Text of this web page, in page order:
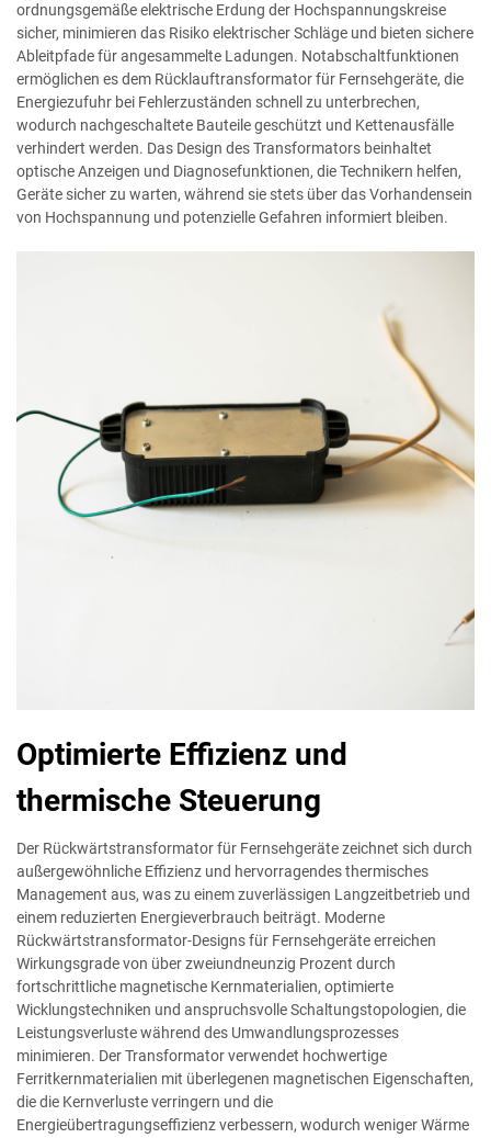
ordnungsgemäße elektrische Erdung der Hochspannungskreise
sicher, minimieren das Risiko elektrischer Schläge und bieten sichere
Ableitpfade für angesammelte Ladungen. Notabschaltfunktionen
ermöglichen es dem Rücklauftransformator für Fernsehgeräte, die
Energiezufuhr bei Fehlerzuständen schnell zu unterbrechen,
wodurch nachgeschaltete Bauteile geschützt und Kettenausfälle
verhindert werden. Das Design des Transformators beinhaltet
optische Anzeigen und Diagnosefunktionen, die Technikern helfen,
Geräte sicher zu warten, während sie stets über das Vorhandensein
von Hochspannung und potenzielle Gefahren informiert bleiben.
Optimierte Effizienz und
thermische Steuerung
Der Rückwärtstransformator für Fernsehgeräte zeichnet sich durch
außergewöhnliche Effizienz und hervorragendes thermisches
Management aus, was zu einem zuverlässigen Langzeitbetrieb und
einem reduzierten Energieverbrauch beiträgt. Moderne
Rückwärtstransformator-Designs für Fernsehgeräte erreichen
Wirkungsgrade von über zweiundneunzig Prozent durch
fortschrittliche magnetische Kernmaterialien, optimierte
Wicklungstechniken und anspruchsvolle Schaltungstopologien, die
Leistungsverluste während des Umwandlungsprozesses
minimieren. Der Transformator verwendet hochwertige
Ferritkernmaterialien mit überlegenen magnetischen Eigenschaften,
die die Kernverluste verringern und die
Energieübertragungseffizienz verbessern, wodurch weniger Wärme